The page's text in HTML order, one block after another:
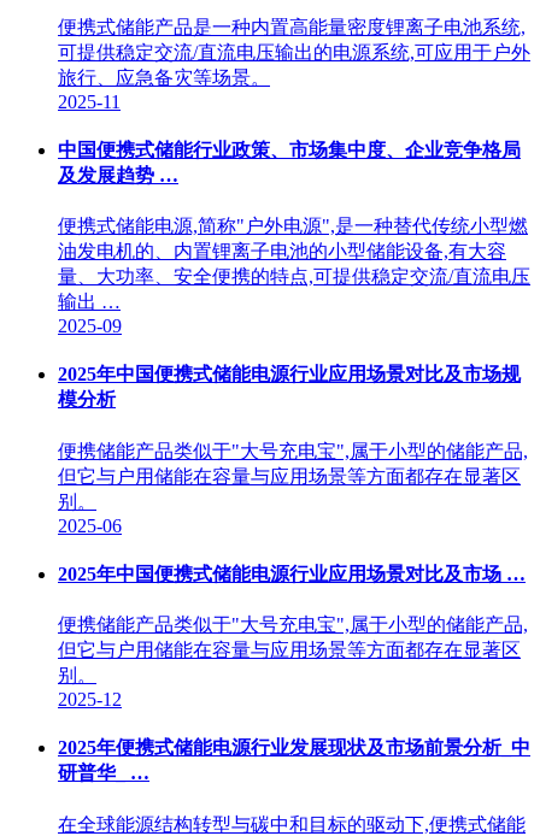
便携式储能产品是一种内置高能量密度锂离子电池系统,
可提供稳定交流/直流电压输出的电源系统,可应用于户外
旅行、应急备灾等场景。
2025-11
中国便携式储能行业政策、市场集中度、企业竞争格局
及发展趋势 …
便携式储能电源,简称"户外电源",是一种替代传统小型燃
油发电机的、内置锂离子电池的小型储能设备,有大容
量、大功率、安全便携的特点,可提供稳定交流/直流电压
输出 …
2025-09
2025年中国便携式储能电源行业应用场景对比及市场规
模分析
便携储能产品类似于"大号充电宝",属于小型的储能产品,
但它与户用储能在容量与应用场景等方面都存在显著区
别。
2025-06
2025年中国便携式储能电源行业应用场景对比及市场 …
便携储能产品类似于"大号充电宝",属于小型的储能产品,
但它与户用储能在容量与应用场景等方面都存在显著区
别。
2025-12
2025年便携式储能电源行业发展现状及市场前景分析_中
研普华_ …
在全球能源结构转型与碳中和目标的驱动下,便携式储能